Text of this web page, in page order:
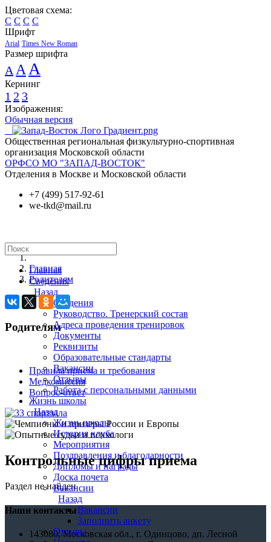
Цветовая схема:
C C C C
Шрифт
Arial Times New Roman
Размер шрифта
A A A
Кернинг
1 2 3
Изображения:
Обычная версия
Общественная региональная физкультурно-спортивная
организация Московской области
ОРФСО МО "ЗАПАД-ВОСТОК"
Отделения в Москве и Московской области
+7 (499) 517-92-61
we-tkd@mail.ru
Главная
Сведения
Назад
Сведения
Руководство. Тренерский состав
Адреса проведения тренировок
Документы
Реквизиты
Образовательные стандарты
Вакансии
Отзывы
Работа с персональными данными
Жизнь школы
Назад
Жизнь школы
История клуба
Мероприятия
Поздравления и благодарности
Дипломы и награды
Доска почета
Вакансии
Назад
Вакансии
Заполнить анкету
Отзывы
Главная
Родителям
Родителям
Правила приема и требования
Медкомиссия
Вопрос-ответ
Контрольные цифры приема
Раздел не найден
Наши контакты
143080, Московская обл., г. Одинцово, дп. Лесной